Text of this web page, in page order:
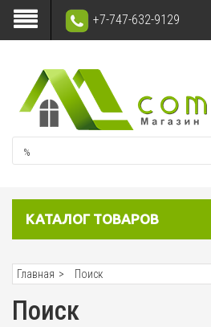
+7-747-632-9129
КАТАЛОГ ТОВАРОВ
Главная Поиск
Поиск